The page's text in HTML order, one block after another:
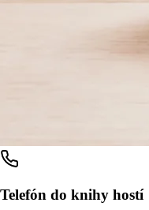
Telefón do knihy hostí